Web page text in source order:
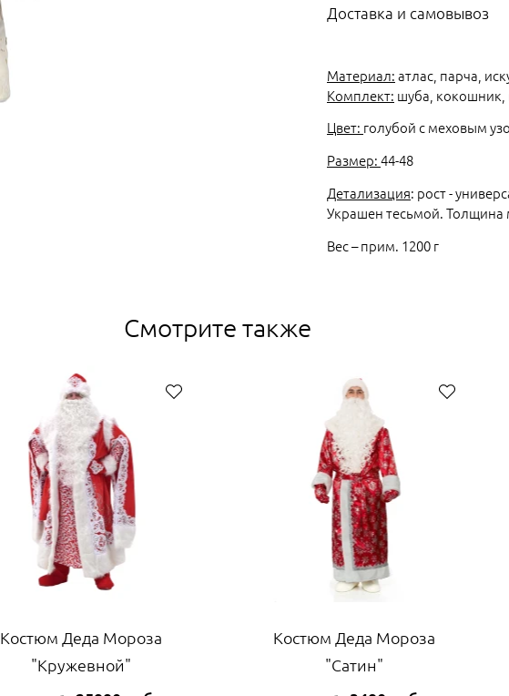
Доставка и самовывоз
Материал:атлас, парча,
Комплект: шуба, кокошник,
Цвет: голубой с меховым
Размер:44-48
Детализация: рост -
Украшен тесьмой. Толщина
Вес – прим. 1200 г
Смотрите также
Костюм Деда Мороза
"Кружевной"
Костюм Деда Мороза
"Сатин"